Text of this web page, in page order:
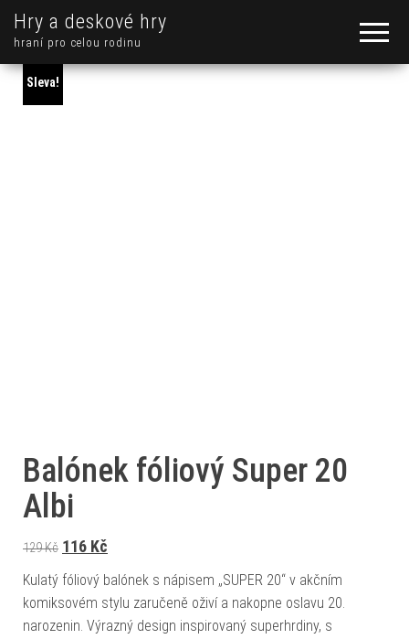
Hry a deskové hry
hraní pro celou rodinu
Sleva!
Balónek fóliový Super 20
Albi
129Kč Původní cena byla: 129 Kč.
116 Kč
Kulatý fóliový balónek s nápisem „SUPER 20“ v akčním
komiksovém stylu zaručeně oživí a nakopne oslavu 20.
narozenin. Výrazný design inspirovaný superhrdiny, s